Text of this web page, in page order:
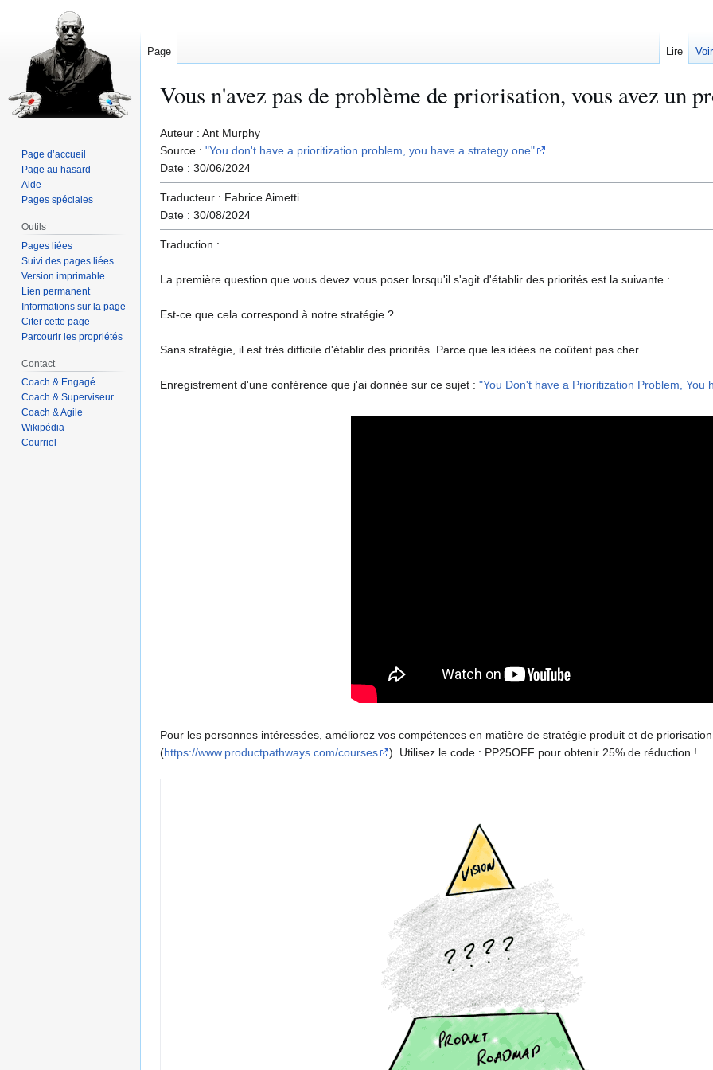
Vous n'avez pas de problème de priorisation, vous avez un
Aller
à
la
navigation
Aller
à
la
recherche
Auteur : Ant Murphy
Source : "You don't have a prioritization problem, you have a strategy one"
Date : 30/06/2024
Traducteur : Fabrice Aimetti
Date : 30/08/2024
Traduction :
La première question que vous devez vous poser lorsqu'il s'agit d'établir des priorités est la suivante :
Est-ce que cela correspond à notre stratégie ?
Sans stratégie, il est très difficile d'établir des priorités. Parce que les idées ne coûtent pas cher.
Enregistrement d'une conférence que j'ai donnée sur ce sujet : "You Don't have a Prioritization Problem, You
Pour les personnes intéressées, améliorez vos compétences en matière de stratégie produit et de
(https://www.productpathways.com/courses ). Utilisez le code : PP25OFF pour obtenir 25% de réduction !
Page Lire
Page d’accueil
Page au hasard
Aide
Pages spéciales
Outils
Pages liées
Suivi des pages liées
Version imprimable
Lien permanent
Informations sur la page
Citer cette page
Parcourir les propriétés
Contact
Coach & Engagé
Coach & Superviseur
Coach & Agile
Wikipédia
Courriel